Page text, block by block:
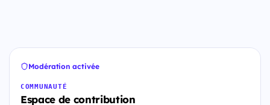
Modération activée
COMMUNAUTÉ
Espace de contribution